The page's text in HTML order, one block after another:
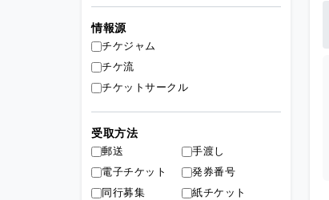
情報源
チケジャム
チケ流
チケットサークル
受取方法
郵送
手渡し
電子チケット
発券番号
同行募集
紙チケット